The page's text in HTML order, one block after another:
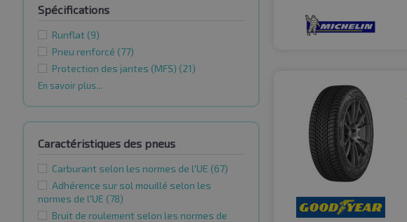
Spécifications
Runflat (9)
Pneu renforcé (77)
Protection des jantes (MFS) (21)
En savoir plus...
Caractéristiques des pneus
Carburant selon les normes de l'UE (67)
Adhérence sur sol mouillé selon les
normes de l'UE (78)
Bruit de roulement selon les normes de